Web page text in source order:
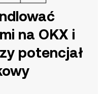
na OKX i
potencjał